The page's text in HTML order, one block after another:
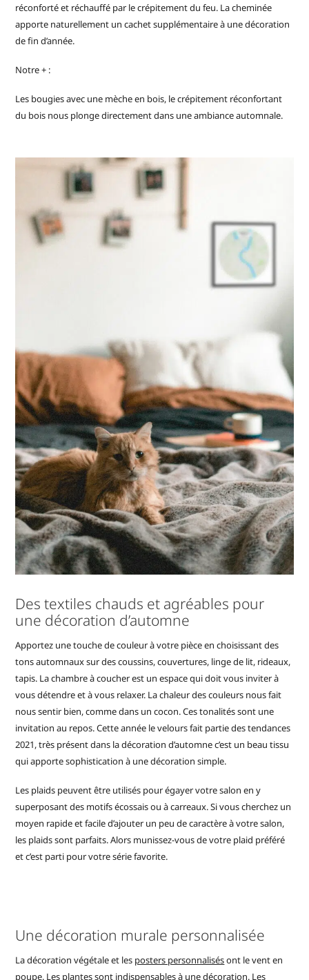
réconforté et réchauffé par le crépitement du feu. La cheminée
apporte naturellement un cachet supplémentaire à une décoration
de fin d’année.
Notre + :
Les bougies avec une mèche en bois, le crépitement réconfortant
du bois nous plonge directement dans une ambiance automnale.
Des textiles chauds et agréables pour
une décoration d’automne
Apportez une touche de couleur à votre pièce en choisissant des
tons automnaux sur des coussins, couvertures, linge de lit, rideaux,
tapis. La chambre à coucher est un espace qui doit vous inviter à
vous détendre et à vous relaxer. La chaleur des couleurs nous fait
nous sentir bien, comme dans un cocon. Ces tonalités sont une
invitation au repos. Cette année le velours fait partie des tendances
2021, très présent dans la décoration d’automne c’est un beau tissu
qui apporte sophistication à une décoration simple.
Les plaids peuvent être utilisés pour égayer votre salon en y
superposant des motifs écossais ou à carreaux. Si vous cherchez un
moyen rapide et facile d’ajouter un peu de caractère à votre salon,
les plaids sont parfaits. Alors munissez-vous de votre plaid préféré
et c’est parti pour votre série favorite.
Une décoration murale personnalisée
La décoration végétale et les posters personnalisésont le vent en
poupe. Les plantes sont indispensables à une décoration. Les